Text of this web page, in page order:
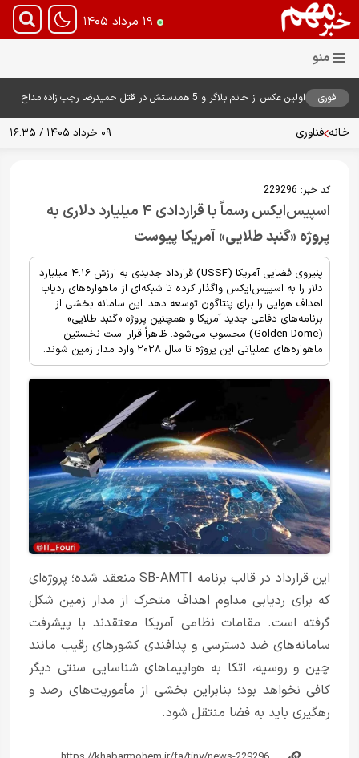
۱۹ مرداد ۱۴۰۵
فوری
اولین عکس از خانم بلاگر و 5 همدستش در قتل حمیدرضا رجب زاده مداح
خانه فناوری ۰۹ خرداد ۱۴۰۵ / ۱۶:۳۵
کد خبر: 229296
اسپیس‌ایکس رسماً با قراردادی ۴ میلیارد دلاری به
پروژه «گنبد طلایی» آمریکا پیوست
پنیروی فضایی آمریکا (USSF) قرارداد جدیدی به ارزش ۴.۱۶ میلیارد
دلار را به اسپیس‌ایکس واگذار کرده تا شبکه‌ای از ماهواره‌های ردیاب
اهداف هوایی را برای پنتاگون توسعه دهد. این سامانه بخشی از
برنامه‌های دفاعی جدید آمریکا و همچنین پروژه «گنبد طلایی»
(Golden Dome) محسوب می‌شود. ظاهراً قرار است نخستین
ماهواره‌های عملیاتی این پروژه تا سال ۲۰۲۸ وارد مدار زمین شوند.
این قرارداد در قالب برنامه SB-AMTI منعقد شده؛ پروژه‌ای
که برای ردیابی مداوم اهداف متحرک از مدار زمین شکل
گرفته است. مقامات نظامی آمریکا معتقدند با پیشرفت
سامانه‌های ضد دسترسی و پدافندی کشورهای رقیب مانند
چین و روسیه، اتکا به هواپیماهای شناسایی سنتی دیگر
کافی نخواهد بود؛ بنابراین بخشی از مأموریت‌های رصد و
رهگیری باید به فضا منتقل شود.